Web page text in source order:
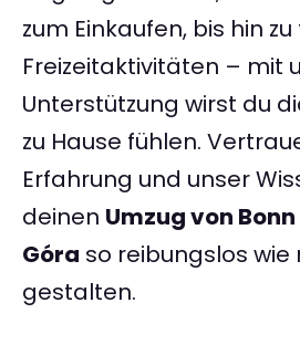
zum Einkaufen, bis hin
Freizeitaktivitäten – mit
Unterstützung wirst du
zu Hause fühlen.
Erfahrung und unser
deinen Umzug von
Góra so reibungslos wie
gestalten.